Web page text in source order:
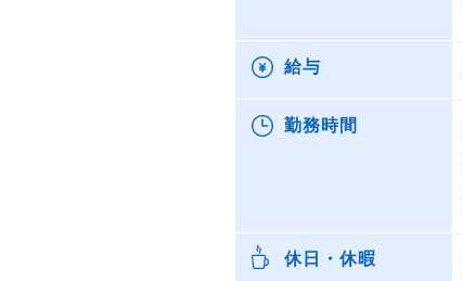
給与
勤務時間
休日・休暇